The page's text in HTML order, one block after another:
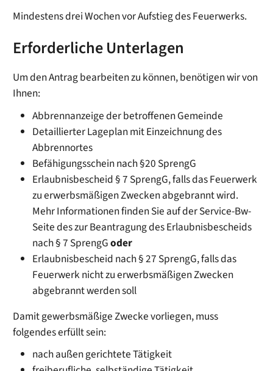
Mindestens drei Wochen vor Aufstieg des Feuerwerks.
Erforderliche Unterlagen
Um den Antrag bearbeiten zu können, benötigen wir von
Ihnen:
Abbrennanzeige der betroffenen Gemeinde
Detaillierter Lageplan mit Einzeichnung des
Abbrennortes
Befähigungsschein nach §20 SprengG
Erlaubnisbescheid § 7 SprengG, falls das Feuerwerk
zu erwerbsmäßigen Zwecken abgebrannt wird.
Mehr Informationen finden Sie auf der Service-Bw-
Seite des zur Beantragung des Erlaubnisbescheids
nach § 7 SprengGoder
Erlaubnisbescheid nach § 27 SprengG, falls das
Feuerwerk nicht zu erwerbsmäßigen Zwecken
abgebrannt werden soll
Damit gewerbsmäßige Zwecke vorliegen, muss
folgendes erfüllt sein:
nach außen gerichtete Tätigkeit